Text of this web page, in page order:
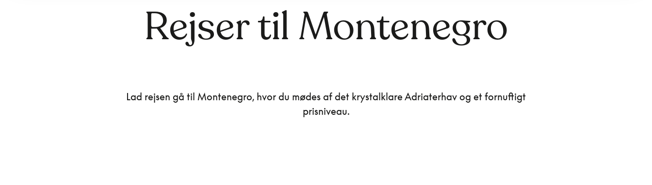
Rejser til Montenegro
Lad rejsen gå til Montenegro, hvor du mødes af det krystalklare Adriaterhav og et fornuftigt
prisniveau.